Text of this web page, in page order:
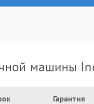
машины
Гарантия